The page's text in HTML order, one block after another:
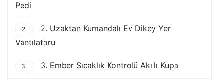
Pedi
2.
2. Uzaktan Kumandalı Ev Dikey Yer
Vantilatörü
3. 3. Ember Sıcaklık Kontrolü Akıllı Kupa